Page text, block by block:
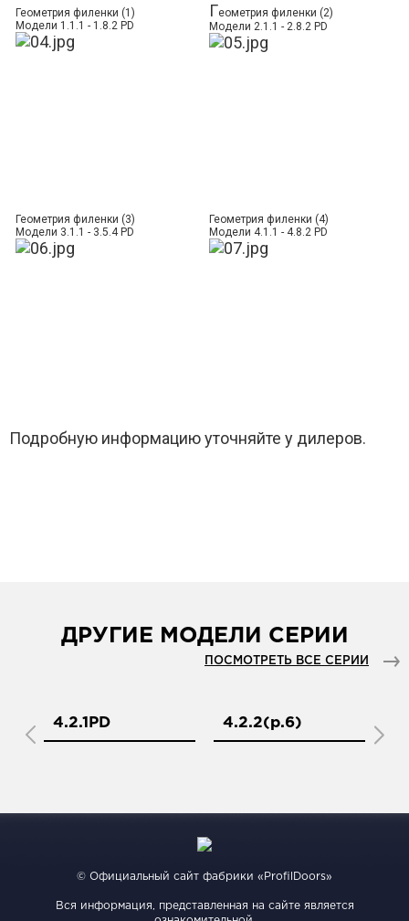
Геометрия филенки (1)
Модели 1.1.1 - 1.8.2 PD
Геометрия филенки (2)
Модели 2.1.1 - 2.8.2 PD
Геометрия филенки (3)
Модели 3.1.1 - 3.5.4 PD
Геометрия филенки (4)
Модели 4.1.1 - 4.8.2 PD
Подробную информацию уточняйте у дилеров.
ДРУГИЕ МОДЕЛИ СЕРИИ
ПОСМОТРЕТЬ ВСЕ СЕРИИ
4.2.1PD 4.2.2(р.6)
© Официальный сайт фабрики «ProfilDoors»
Вся информация, представленная на сайте является